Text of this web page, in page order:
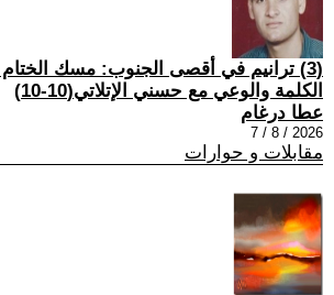
(3) ترانيم في أقصى الجنوب: مسك الختام
الكلمة والوعي مع حسني الإتلاتي(10-10)
عطا درغام
2026 / 8 / 7
مقابلات و حوارات